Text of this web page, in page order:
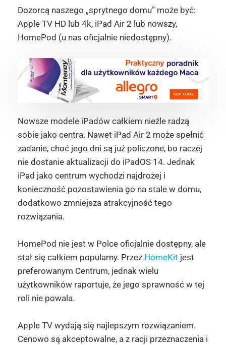
Dozorcą naszego „sprytnego domu” może być:
Apple TV HD lub 4k, iPad Air 2 lub nowszy,
HomePod (u nas oficjalnie niedostępny).
Nowsze modele iPadów całkiem nieźle radzą
sobie jako centra. Nawet iPad Air 2 może spełnić
zadanie, choć jego dni są już policzone, bo raczej
nie dostanie aktualizacji do iPadOS 14. Jednak
iPad jako centrum wychodzi najdrożej i
konieczność pozostawienia go na stale w domu,
dodatkowo zmniejsza atrakcyjność tego
rozwiązania.
HomePod nie jest w Polce oficjalnie dostępny, ale
stał się całkiem popularny. Przez HomeKit jest
preferowanym Centrum, jednak wielu
użytkowników raportuje, że jego sprawność w tej
roli nie powala.
Apple TV wydają się najlepszym rozwiązaniem.
Cenowo są akceptowalne, a z racji przeznaczenia i